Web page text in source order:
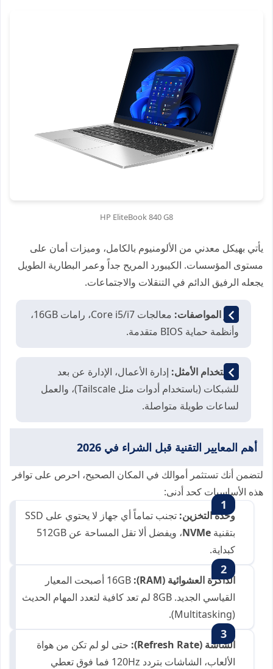
HP EliteBook 840 G8
يأتي بهيكل معدني من الألومنيوم بالكامل، وميزات أمان على
مستوى المؤسسات. الكيبورد المريح جداً وعمر البطارية الطويل
يجعله الرفيق الدائم في التنقلات والاجتماعات.
أبرز المواصفات:
معالجات Core i5/i7، رامات 16GB،
وأنظمة حماية BIOS متقدمة.
الاستخدام الأمثل: إدارة الأعمال، الإدارة عن بعد
للشبكات (باستخدام أدوات مثل Tailscale)، والعمل
لساعات طويلة متواصلة.
أهم المعايير التقنية قبل الشراء في 2026
لتضمن أنك تستثمر أموالك في المكان الصحيح، احرص على توافر
هذه الأساسيات كحد أدنى:
وحدة التخزين:
تجنب تماماً أي جهاز لا يحتوي على SSD
بتقنية NVMe
، ويفضل ألا تقل المساحة عن 512GB
كبداية.
الذاكرة العشوائية (RAM):
16GB أصبحت المعيار
القياسي الجديد. 8GB لم تعد كافية لتعدد المهام الحديث
(Multitasking).
الشاشة (Refresh Rate):
حتى لو لم تكن من هواة
الألعاب، الشاشات بتردد 120Hz فما فوق تعطي